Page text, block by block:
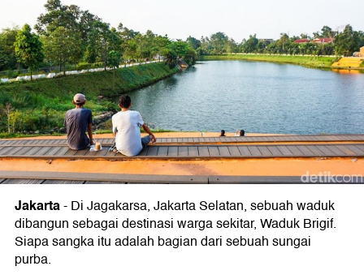
Jakarta-Di Jagakarsa, Jakarta Selatan, sebuah waduk
dibangun sebagai destinasi warga sekitar, Waduk Brigif.
Siapa sangka itu adalah bagian dari sebuah sungai
purba.